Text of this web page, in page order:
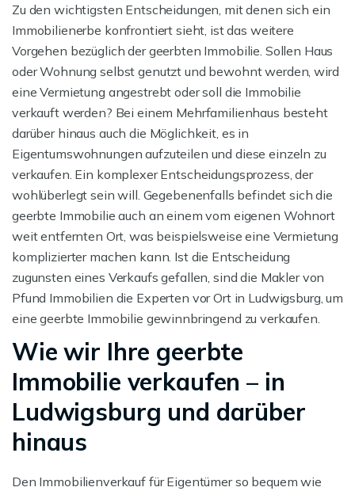
Zu den wichtigsten Entscheidungen, mit denen sich ein
Immobilienerbe konfrontiert sieht, ist das weitere
Vorgehen bezüglich der geerbten Immobilie. Sollen Haus
oder Wohnung selbst genutzt und bewohnt werden, wird
eine Vermietung angestrebt oder soll die Immobilie
verkauft werden? Bei einem Mehrfamilienhaus besteht
darüber hinaus auch die Möglichkeit, es in
Eigentumswohnungen aufzuteilen und diese einzeln zu
verkaufen. Ein komplexer Entscheidungsprozess, der
wohlüberlegt sein will. Gegebenenfalls befindet sich die
geerbte Immobilie auch an einem vom eigenen Wohnort
weit entfernten Ort, was beispielsweise eine Vermietung
komplizierter machen kann. Ist die Entscheidung
zugunsten eines Verkaufs gefallen, sind die Makler von
Pfund Immobilien die Experten vor Ort in Ludwigsburg, um
eine geerbte Immobilie gewinnbringend zu verkaufen.
Wie wir Ihre geerbte
Immobilie verkaufen – in
Ludwigsburg und darüber
hinaus
Den Immobilienverkauf für Eigentümer so bequem wie